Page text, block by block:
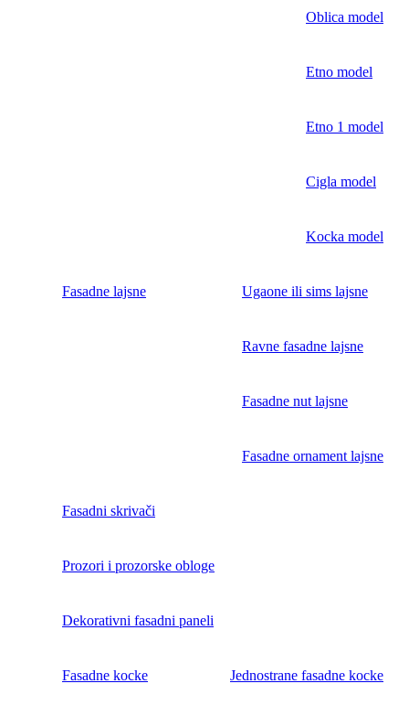
Oblica model
Etno model
Etno 1 model
Cigla model
Kocka model
Fasadne lajsne Ugaone ili sims lajsne
Ravne fasadne lajsne
Fasadne nut lajsne
Fasadne ornament lajsne
Fasadni skrivači
Prozori i prozorske obloge
Dekorativni fasadni paneli
Fasadne kocke Jednostrane fasadne kocke